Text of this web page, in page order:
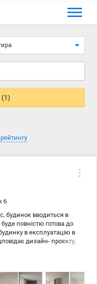
6
будинок вводиться в
повністю готова до
в експлуатацію в
дизайн- проєкту,
по такій же ціні !!!!